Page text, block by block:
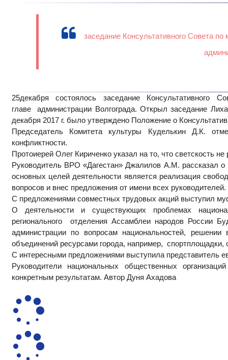
заседание Консультативного Совета
25декабря состоялось заседание
главе администрации Волгограда. Открыл заседание
декабря 2017 г. было утверждено Положение о
Председатель Комитета культуры Куделькин Д.К.
конфликтности.
Протоиерей Олег Кириченко указал на то, что светскость
Руководитель ВРО «Дагестан» Джалилов А.М. рассказал
основных целей деятельности является реализация
вопросов и внес предложения от имени всех руководителей.
С предложениями совместных трудовых акций выступил
О деятельности и существующих проблемах
регионального отделения Ассамблеи народов России
администрации по вопросам национальностей,
объединений ресурсами города, например,
С интересными предложениями выступила представитель
Руководители национальных общественных
конкретным результатам. Автор Дуня Ахадова